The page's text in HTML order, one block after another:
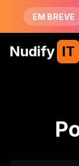
EM BREVE
Nudify IT